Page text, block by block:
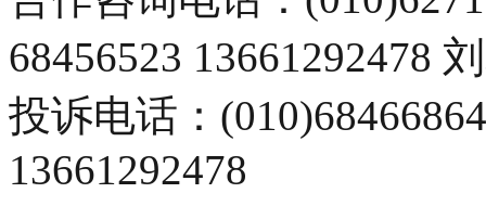
68456523 13661292478
投诉电话：
13661292478